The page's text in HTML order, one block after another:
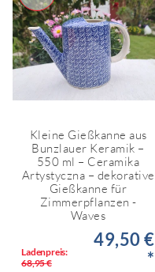
Kleine Gießkanne aus
Bunzlauer Keramik –
550 ml – Ceramika
Artystyczna – dekorative
Gießkanne für
Zimmerpflanzen -
Waves
Ladenpreis:
68,95 €
49,50 €
*